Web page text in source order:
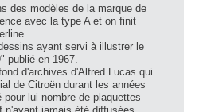
des modèles de la marque de
avec la type A et on finit
ayant servi à illustrer le
publié en 1967.
d'archives d'Alfred Lucas qui
de Citroën durant les années
lui nombre de plaquettes